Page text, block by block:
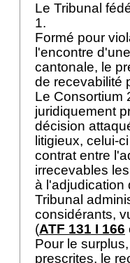
Le Tribunal
1.
Formé pour
l'encontre
cantonale, le
de recevabilité
Le Consortium
juridiquement
décision
litigieux, celui-
contrat entre
irrecevables
à l'adjudication
Tribunal
considérants,
(ATF 131 I 166
Pour le
prescrites, le